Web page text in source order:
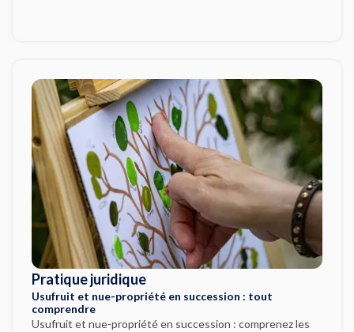
Pratique juridique
Usufruit et nue-propriété en succession : tout
comprendre
Usufruit et nue-propriété en succession : comprenez les